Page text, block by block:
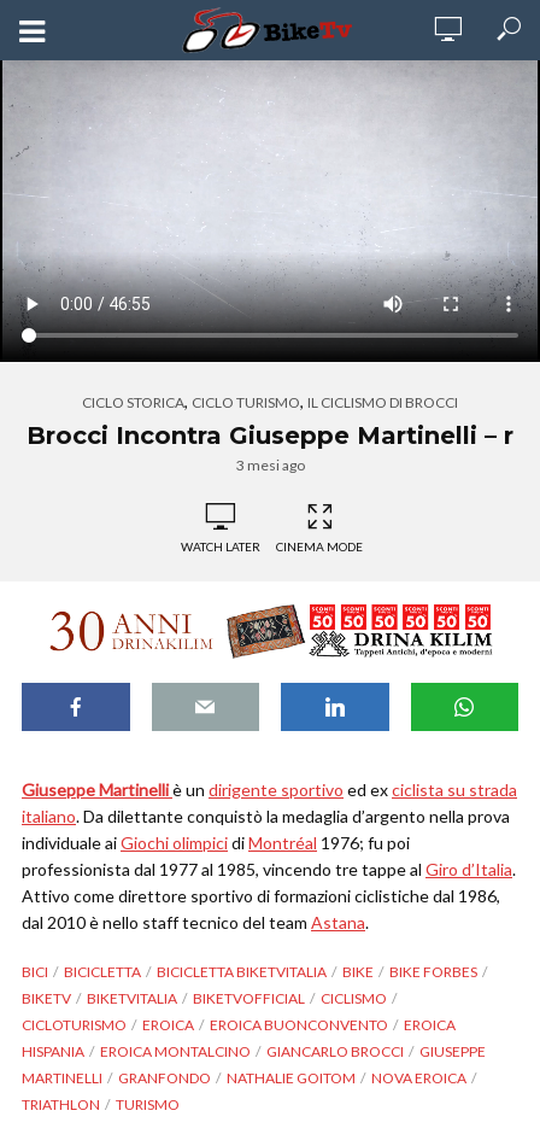
CICLO STORICA, CICLO TURISMO, IL CICLISMO DI BROCCI
Brocci Incontra Giuseppe Martinelli – r
3 mesi ago
WATCH LATER CINEMA MODE
Giuseppe Martinelliè un dirigente sportivo ed exciclista su strada
italiano. Da dilettante conquistò la medaglia d’argento nella prova
individuale aiGiochi olimpicidiMontréal 1976; fu poi
professionista dal 1977 al 1985, vincendo tre tappe al Giro d’Italia.
Attivo come direttore sportivo di formazioni ciclistiche dal 1986,
dal 2010 è nello staff tecnico del team Astana.
BICI BICICLETTA BICICLETTA BIKETVITALIA BIKE
BIKE FORBES
BIKETV
BIKETVITALIA BIKETVOFFICIAL
CICLISMO
CICLOTURISMO
EROICA EROICA BUONCONVENTO
EROICA
HISPANIA
EROICA MONTALCINO GIANCARLO BROCCI
GIUSEPPE
MARTINELLI
GRANFONDO NATHALIE GOITOM
NOVA EROICA
TRIATHLON
TURISMO